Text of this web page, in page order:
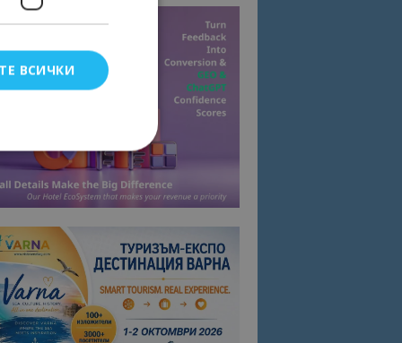
ВСИЧКИ
съгласието
на сайта.